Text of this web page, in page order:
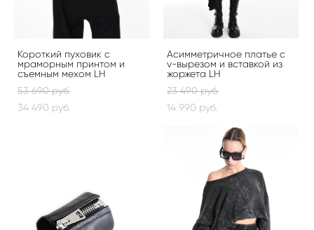
Короткий пуховик с
мраморным принтом и
съемным мехом LH
53 690 pуб.
34 490 pуб.
Асимметричное платье с
v-вырезом и вставкой из
жоржета LH
23 490 pуб.
14 990 pуб.